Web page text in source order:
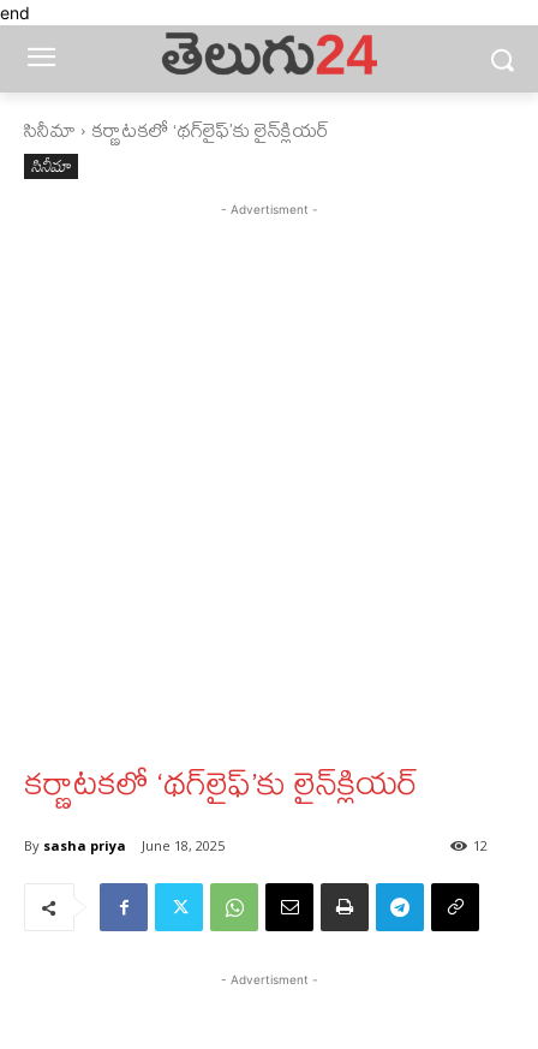
end
సినీమా కర్ణాటకలో ‘థగ్​లైఫ్​’కు లైన్​క్లియర్​
సినీమా
- Advertisment -
కర్ణాటకలో ‘థగ్​లైఫ్​’కు లైన్​క్లియర్​
By sasha priya June 18, 2025 12
- Advertisment -